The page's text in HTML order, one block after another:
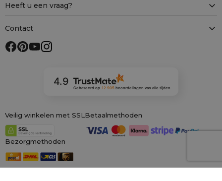
Heeft u een vraag?
Contact
4.9
Gebaseerd op 12 905 beoordelingenvan alle tijden
Veilig winkelen met SSL Betaalmethoden
Bezorgmethoden